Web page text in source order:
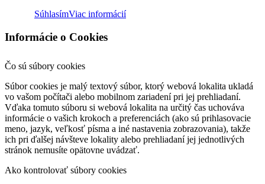
SúhlasímViac informácií
Informácie o Cookies
Čo sú súbory cookies
Súbor cookies je malý textový súbor, ktorý webová lokalita ukladá
vo vašom počítači alebo mobilnom zariadení pri jej prehliadaní.
Vďaka tomuto súboru si webová lokalita na určitý čas uchováva
informácie o vašich krokoch a preferenciách (ako sú prihlasovacie
meno, jazyk, veľkosť písma a iné nastavenia zobrazovania), takže
ich pri ďalšej návšteve lokality alebo prehliadaní jej jednotlivých
stránok nemusíte opätovne uvádzať.
Ako kontrolovať súbory cookies